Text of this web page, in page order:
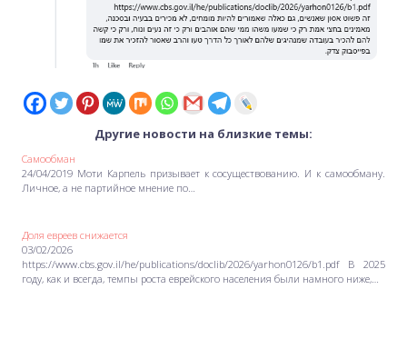
Другие новости на близкие темы:
Самообман
24/04/2019 Моти Карпель призывает к сосуществованию. И к самообману.
Личное, а не партийное мнение по…
Доля евреев снижается
03/02/2026
https://www.cbs.gov.il/he/publications/doclib/2026/yarhon0126/b1.pdf В 2025
году, как и всегда, темпы роста еврейского населения были намного ниже,…